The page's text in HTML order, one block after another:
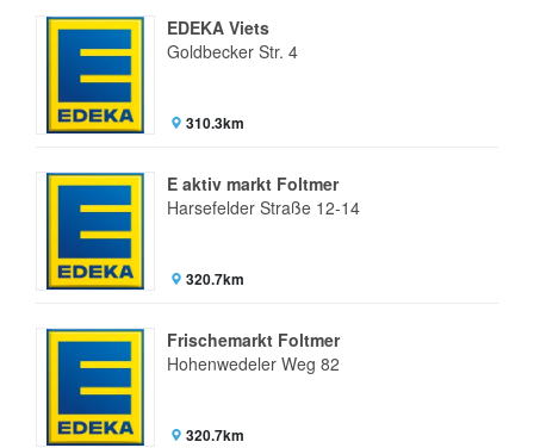
EDEKA Viets
Goldbecker Str. 4
310.3km
E aktiv markt Foltmer
Harsefelder Straße 12-14
320.7km
Frischemarkt Foltmer
Hohenwedeler Weg 82
320.7km